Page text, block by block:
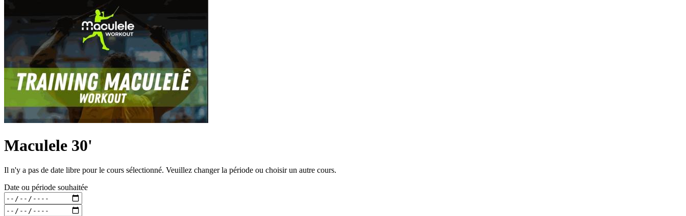
Maculele 30'
Il n'y a pas de date libre pour le cours sélectionné. Veuillez changer la période ou choisir un autre cours.
Date ou période souhaitée